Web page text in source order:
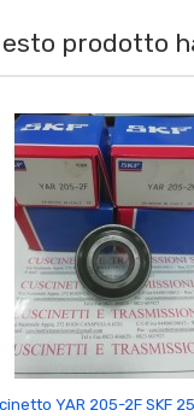
prodotto

YAR 205-2F SKF